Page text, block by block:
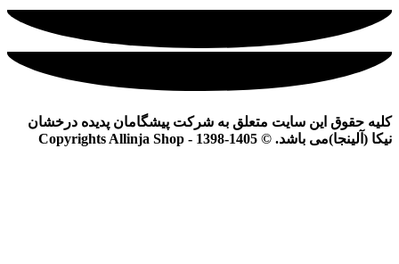
کلیه حقوق این سایت متعلق به شرکت پیشگامان پدیده درخشان
نیکا (آلینجا)می باشد. © Copyrights Allinja Shop - 1398-1405